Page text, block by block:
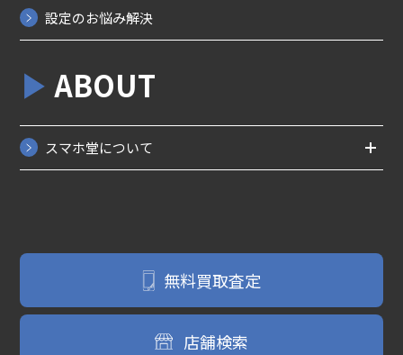
ABOUT
スマホ堂について
設定のお悩み解決
無料買取査定
店舗検索